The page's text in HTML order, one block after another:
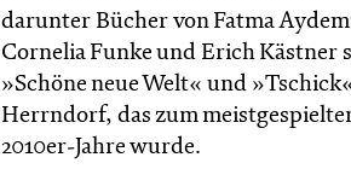
darunter Bücher von Fatma
Cornelia Funke und Erich Kästner
»Schöne neue Welt« und
Herrndorf, das zum
2010er-Jahre wurde.